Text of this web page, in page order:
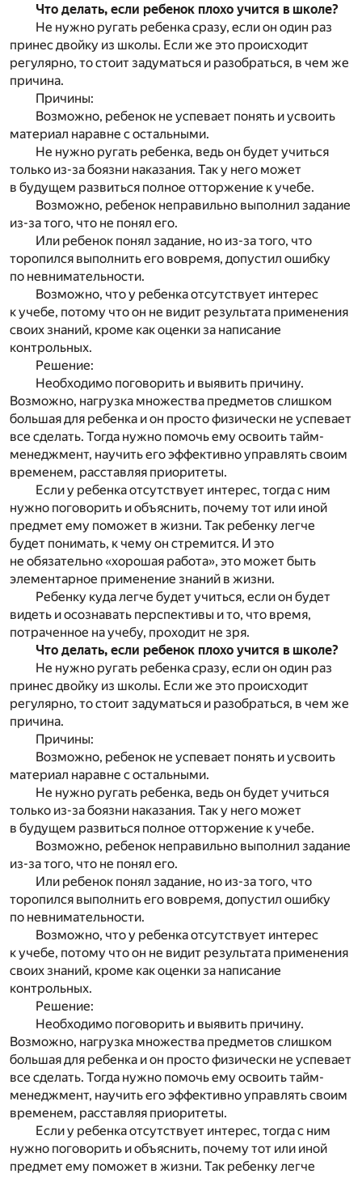
Что делать, если ребенок плохо учится в школе?
Не нужно ругать ребенка сразу, если он один раз
принес двойку из школы. Если же это происходит
регулярно, то стоит задуматься и разобраться, в чем же
причина.
Причины:
Возможно, ребенок не успевает понять и усвоить
материал наравне с остальными.
Не нужно ругать ребенка, ведь он будет учиться
только из-за боязни наказания. Так у него может
в будущем развиться полное отторжение к учебе.
Возможно, ребенок неправильно выполнил задание
из-за того, что не понял его.
Или ребенок понял задание, но из-за того, что
торопился выполнить его вовремя, допустил ошибку
по невнимательности.
Возможно, что у ребенка отсутствует интерес
к учебе, потому что он не видит результата применения
своих знаний, кроме как оценки за написание
контрольных.
Решение:
Необходимо поговорить и выявить причину.
Возможно, нагрузка множества предметов слишком
большая для ребенка и он просто физически не успевает
все сделать. Тогда нужно помочь ему освоить тайм-
менеджмент, научить его эффективно управлять своим
временем, расставляя приоритеты.
Если у ребенка отсутствует интерес, тогда с ним
нужно поговорить и объяснить, почему тот или иной
предмет ему поможет в жизни. Так ребенку легче
будет понимать, к чему он стремится. И это
не обязательно «хорошая работа», это может быть
элементарное применение знаний в жизни.
Ребенку куда легче будет учиться, если он будет
видеть и осознавать перспективы и то, что время,
потраченное на учебу, проходит не зря.
Что делать, если ребенок плохо учится в школе?
Не нужно ругать ребенка сразу, если он один раз
принес двойку из школы. Если же это происходит
регулярно, то стоит задуматься и разобраться, в чем же
причина.
Причины:
Возможно, ребенок не успевает понять и усвоить
материал наравне с остальными.
Не нужно ругать ребенка, ведь он будет учиться
только из-за боязни наказания. Так у него может
в будущем развиться полное отторжение к учебе.
Возможно, ребенок неправильно выполнил задание
из-за того, что не понял его.
Или ребенок понял задание, но из-за того, что
торопился выполнить его вовремя, допустил ошибку
по невнимательности.
Возможно, что у ребенка отсутствует интерес
к учебе, потому что он не видит результата применения
своих знаний, кроме как оценки за написание
контрольных.
Решение:
Необходимо поговорить и выявить причину.
Возможно, нагрузка множества предметов слишком
большая для ребенка и он просто физически не успевает
все сделать. Тогда нужно помочь ему освоить тайм-
менеджмент, научить его эффективно управлять своим
временем, расставляя приоритеты.
Если у ребенка отсутствует интерес, тогда с ним
нужно поговорить и объяснить, почему тот или иной
предмет ему поможет в жизни. Так ребенку легче